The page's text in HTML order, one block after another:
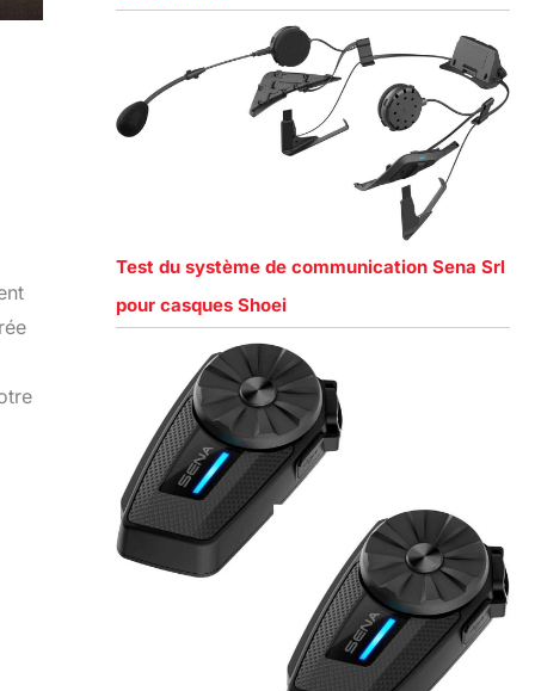
Test du système de communication Sena Srl
pour casques Shoei